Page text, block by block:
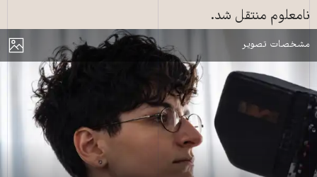
نامعلوم منتقل شد.
نمایش
مشخصات تصویر
سمیرا نوروز ناصری، فیلمساز